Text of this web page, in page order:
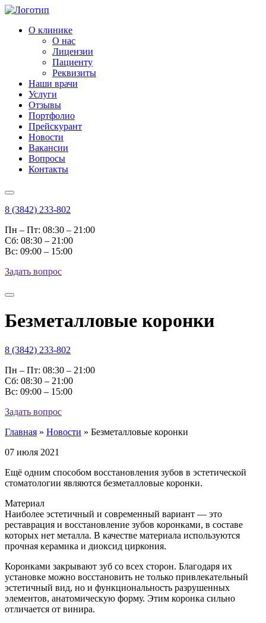
О клинике
О нас
Лицензии
Пациенту
Реквизиты
Наши врачи
Услуги
Отзывы
Портфолио
Прейскурант
Новости
Вакансии
Вопросы
Контакты
8 (3842) 233-802
Пн – Пт: 08:30 – 21:00
Cб: 08:30 – 21:00
Вс: 09:00 – 15:00
Задать вопрос
Безметалловые коронки
8 (3842) 233-802
Пн – Пт: 08:30 – 21:00
Cб: 08:30 – 21:00
Вс: 09:00 – 15:00
Задать вопрос
Главная » Новости » Безметалловые коронки
07 июля 2021
Ещё одним способом восстановления зубов в эстетической
стоматологии являются безметалловые коронки.
Материал
Наиболее эстетичный и современный вариант — это
реставрация и восстановление зубов коронками, в составе
которых нет металла. В качестве материала используются
прочная керамика и диоксид циркония.
Коронками закрывают зуб со всех сторон. Благодаря их
установке можно восстановить не только привлекательный
эстетичный вид, но и функциональность разрушенных
элементов, анатомическую форму. Этим коронка сильно
отличается от винира.